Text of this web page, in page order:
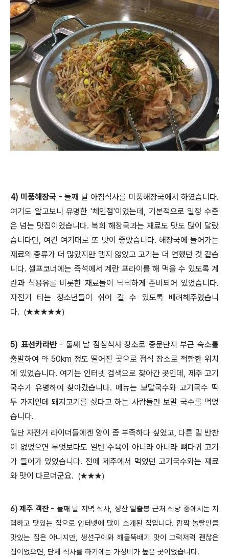
4) 미풍해장국 - 둘째 날 아침식사를 미풍해장국에서 하였습니다.
여기도 알고보니 유명한 '체인점'이었는데, 기본적으로 일정 수준
은 넘는 맛집이었습니다. 복희 해장국과는 재료도 맛도 많이 달랐
습니다만, 여긴 여기대로 또 맛이 좋았습니다. 해장국에 들어가는
재료의 종류가 더 많았지만 맵지 않았고 고기는 더 연했던 것 같습
니다. 셀프코너에는 즉석에서 계란 프라이를 해 먹을 수 있도록 계
란과 식용유를 비롯한 재료들이 넉넉하게 준비되어 있었습니다.
자전거 타는 청소년들이 쉬어 갈 수 있도록 배려해주었습니
다. (★★★★★)
5) 표선카라반- 둘째 날 점심식사 장소로 중문단지 부근 숙소를
출발하여 약 50km 정도 떨어진 곳으로 점식 장소로 적합한 위치
에 있었습니다. 여기는 인터넷 검색으로 찾아간 곳인데, 제주 고기
국수가 유명하여 찾아갔습니다. 메뉴는 보말국수와 고기국수 딱
두 가지인데 돼지고기를 싫다고 하는 사람들만 보말 국수를 먹었
습니다.
일단 자전거 라이더들에겐 양이 좀 부족하다 싶었고, 다른 밑 반찬
이 없었으면 무엇보다도 일반 수육이 아니라 아니라 뼈다귀 고기
가 들어가 있었습니다. 전에 제주에서 먹었던 고기국수와는 재료
와 맛이 다르더군요. (★★★)
6) 제주 객잔- 둘째 날 저녁 식사, 성산 일출봉 근처 식당 중에서는 저
렴하고 맛있는 집으로 인터넷에 많이 소개된 집입니다. 깜짝 놀랄만큼
맛있는 집은 아니지만, 생선구이와 해물뚝배기 맛이 그럭저럭 괜찮은
집이었으면, 단체 식사를 하기에는 가성비가 높은 곳이었습니다.